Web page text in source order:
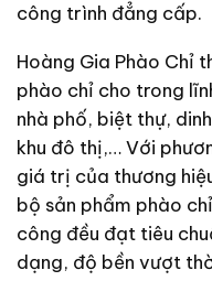
công trình đẳng cấp.
Hoàng Gia Phào Chỉ
phào chỉ cho trong
nhà phố, biệt thự,
khu đô thị,… Với
giá trị của thương
bộ sản phẩm phào
công đều đạt tiêu
dạng, độ bền vượt